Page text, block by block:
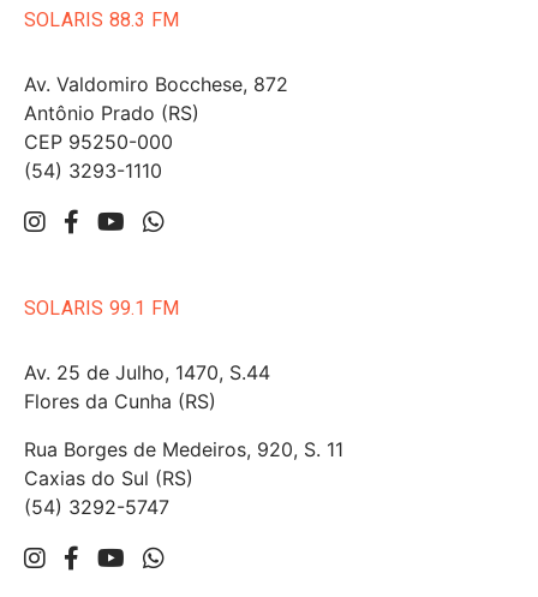
SOLARIS 88.3 FM
Av. Valdomiro Bocchese, 872
Antônio Prado (RS)
CEP 95250-000
(54) 3293-1110
SOLARIS 99.1 FM
Av. 25 de Julho, 1470, S.44
Flores da Cunha (RS)
Rua Borges de Medeiros, 920, S. 11
Caxias do Sul (RS)
(54) 3292-5747